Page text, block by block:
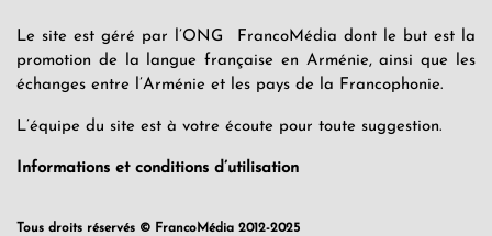
Le site est géré par l’ONG FrancoMédia dont le but est la
promotion de la langue française en Arménie, ainsi que les
échanges entre l’Arménie et les pays de la Francophonie.
L’équipe du site est à votre écoute pour toute suggestion.
Informations et conditions d’utilisation
Tous droits réservés © FrancoMédia 2012-2025